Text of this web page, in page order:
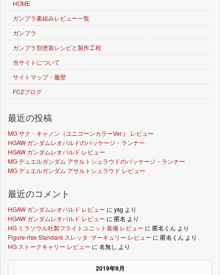
HOME
ガンプラ素組みレビュー一覧
ガンプラ
ガンプラ別塗装レシピと製作工程
当サイトについて
サイトマップ・履歴
FC2ブログ
最近の投稿
MG ザク・キャノン（ユニコーンカラーVer.） レビュー
HGAW ガンダムレオパルドのパッケージ・ランナー
HGAW ガンダムレオパルド レビュー
MG デュエルガンダム アサルトシュラウドのパッケージ・ランナー
MG デュエルガンダム アサルトシュラウド レビュー
最近のコメント
HGAW ガンダムレオパルド レビュー に ysg より
HGAW ガンダムレオパルド レビュー に 匿名 より
HG ミラソウル社製フライトユニット装備 レビュー に 匿名くん より
Figure-rise Standard スレッタ･マーキュリー レビュー に 匿名くん より
HG ストークキャリー レビュー に 名無し より
2019年9月